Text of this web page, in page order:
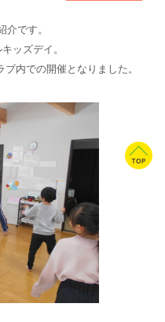
です。
ッズデイ。
内での開催となりました。